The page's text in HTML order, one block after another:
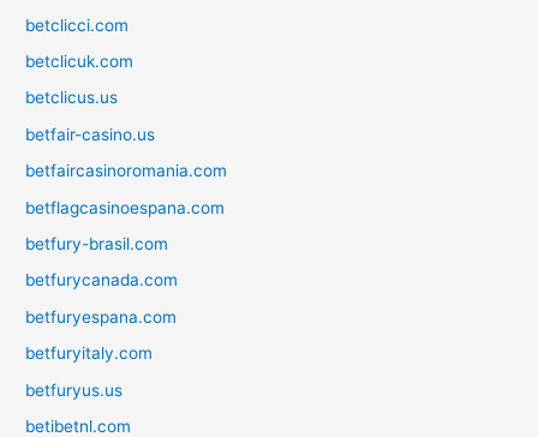
betclicci.com
betclicuk.com
betclicus.us
betfair-casino.us
betfaircasinoromania.com
betflagcasinoespana.com
betfury-brasil.com
betfurycanada.com
betfuryespana.com
betfuryitaly.com
betfuryus.us
betibetnl.com